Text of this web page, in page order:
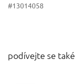
#13014058
podívejte se také